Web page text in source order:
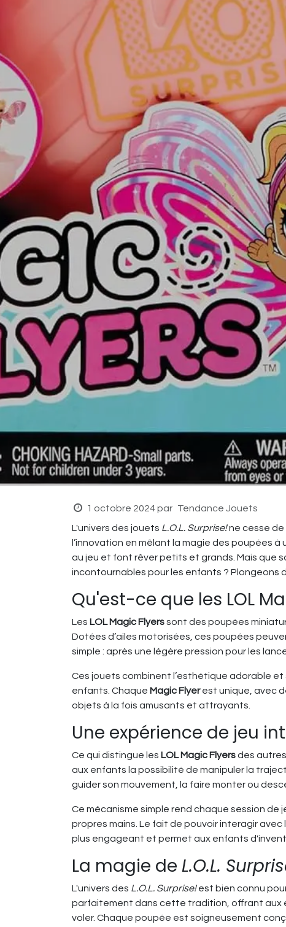
1 octobre 2024 par Tendance Jouets
L'univers des jouets L.O.L. Surprise!ne cesse de
l’innovation en mêlant la magie des poupées
au jeu et font rêver petits et grands. Mais que
incontournables pour les enfants ? Plongeons
Qu'est-ce que les LOL
Les LOL Magic Flyerssont des poupées
Dotées d’ailes motorisées, ces poupées
simple : après une légère pression pour les
Ces jouets combinent l’esthétique adorable
enfants. Chaque Magic Flyerest unique, avec
objets à la fois amusants et attrayants.
Une expérience de jeu
Ce qui distingue les LOL Magic Flyersdes
aux enfants la possibilité de manipuler la
guider son mouvement, la faire monter ou
Ce mécanisme simple rend chaque session
propres mains. Le fait de pouvoir interagir
plus engageant et permet aux enfants
La magie de L.O.L.
L'univers des L.O.L. Surprise!est bien connu
parfaitement dans cette tradition, offrant aux
voler. Chaque poupée est soigneusement